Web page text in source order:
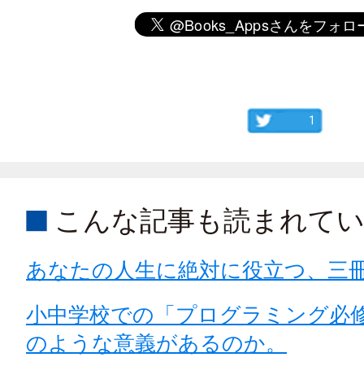
1
こんな記事も読まれて
あなたの人生に絶対に役立つ、三
小中学校での「プログラミング必
のような意義があるのか。